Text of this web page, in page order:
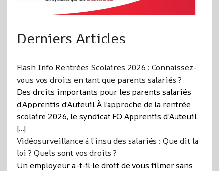
Derniers Articles
Flash Info Rentrées Scolaires 2026 : Connaissez-
vous vos droits en tant que parents salariés ?
Des droits importants pour les parents salariés
d’Apprentis d’Auteuil À l’approche de la rentrée
scolaire 2026, le syndicat FO Apprentis d’Auteuil
[…]
Vidéosurveillance à l’insu des salariés : Que dit la
loi ? Quels sont vos droits ?
Un employeur a-t-il le droit de vous filmer sans